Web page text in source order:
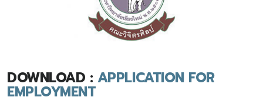
DOWNLOAD : APPLICATION FOR
EMPLOYMENT